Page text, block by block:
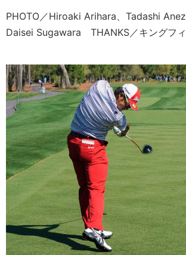
PHOTO／Hiroaki Arihara、Tadashi
Daisei Sugawara THANKS／キングフ